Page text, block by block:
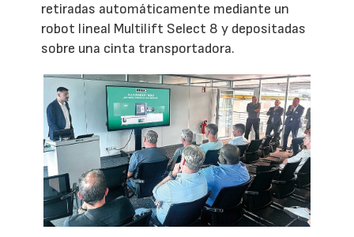
retiradas automáticamente mediante un
robot lineal Multilift Select 8 y depositadas
sobre una cinta transportadora.